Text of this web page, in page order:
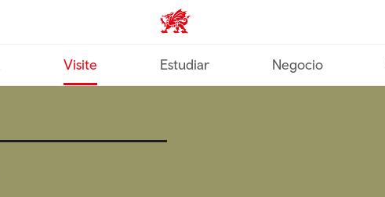
Wales home
Visite Estudiar Negocio